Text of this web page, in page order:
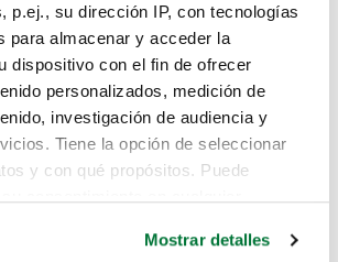
p.ej., su dirección IP, con tecnologías
para almacenar y acceder la
dispositivo con el fin de ofrecer
personalizados, medición de
investigación de audiencia y
Tiene la opción de seleccionar
y con qué propósitos. Puede
Mostrar detalles